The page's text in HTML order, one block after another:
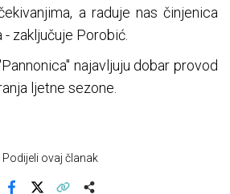
a raduje nas činjenica
zaključuje Porobić.
najavljuju dobar provod
ljetne sezone.
Podijeli ovaj članak